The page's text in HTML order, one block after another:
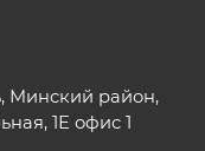
Минский район,
1Е офис 1